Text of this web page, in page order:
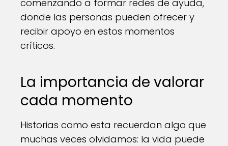
comenzando a formar redes de ayuda,
donde las personas pueden ofrecer y
recibir apoyo en estos momentos
críticos.
La importancia de valorar
cada momento
Historias como esta recuerdan algo que
muchas veces olvidamos: la vida puede